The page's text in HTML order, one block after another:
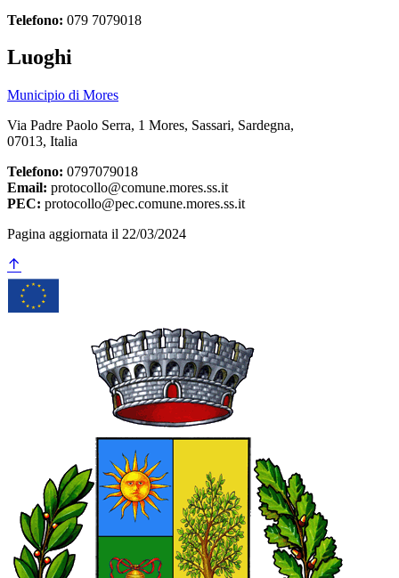
Telefono: 079 7079018
Luoghi
Municipio di Mores
Via Padre Paolo Serra, 1 Mores, Sassari, Sardegna,
07013, Italia
Telefono: 0797079018
Email: protocollo@comune.mores.ss.it
PEC: protocollo@pec.comune.mores.ss.it
Pagina aggiornata il 22/03/2024